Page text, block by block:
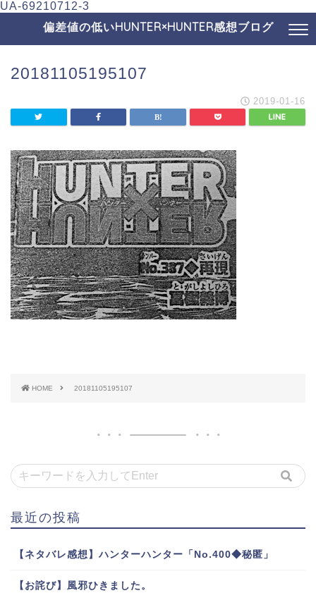
UA-69210712-3
偏差値の低いHUNTER×HUNTER感想ブログ
20181105195107
2019-01-16
HOME 20181105195107
最近の投稿
【ネタバレ感想】ハンターハンター「No.400◆秘匿」
【お詫び】風邪ひきました。